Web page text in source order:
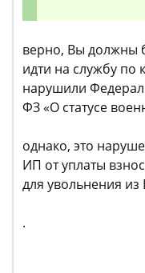
верно, Вы должны
идти на службу по
нарушили
ФЗ «О статусе
однако, это
ИП от уплаты
для увольнения из
.